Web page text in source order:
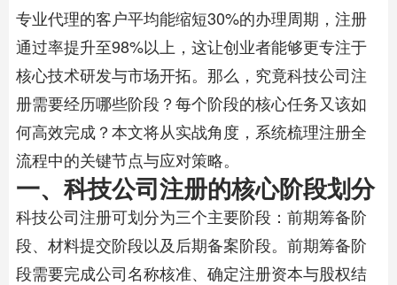
专业代理的客户平均能缩短30%的办理周期，注册
通过率提升至98%以上，这让创业者能够更专注于
核心技术研发与市场开拓。那么，究竟科技公司注
册需要经历哪些阶段？每个阶段的核心任务又该如
何高效完成？本文将从实战角度，系统梳理注册全
流程中的关键节点与应对策略。
一、科技公司注册的核心阶段划分
科技公司注册可划分为三个主要阶段：前期筹备阶
段、材料提交阶段以及后期备案阶段。前期筹备阶
段需要完成公司名称核准、确定注册资本与股权结